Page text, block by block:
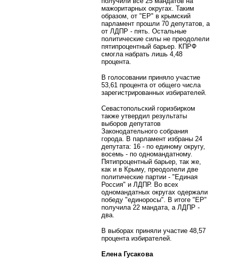
мажоритарных округах. Таким
образом, от "ЕР" в крымский
парламент прошли 70 депутатов, а
от ЛДПР - пять. Остальные
политические силы не преодолели
пятипроцентный барьер. КПРФ
смогла набрать лишь 4,48
процента.
В голосовании приняло участие
53,61 процента от общего числа
зарегистрированных избирателей.
Севастопольский горизбирком
также утвердил результаты
выборов депутатов
Законодательного собрания
города. В парламент избраны 24
депутата: 16 - по единому округу,
восемь - по одномандатному.
Пятипроцентный барьер, так же,
как и в Крыму, преодолели две
политические партии - "Единая
Россия" и ЛДПР. Во всех
одномандатных округах одержали
победу "единоросы". В итоге "ЕР"
получила 22 мандата, а ЛДПР -
два.
В выборах приняли участие 48,57
процента избирателей.
Елена Гусакова